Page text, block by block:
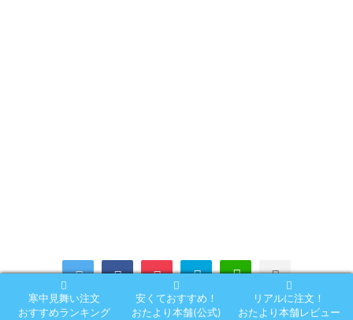
寒中見舞い注文
おすすめランキング
安くておすすめ！
おたより本舗(公式)
リアルに注文！
おたより本舗レビュー